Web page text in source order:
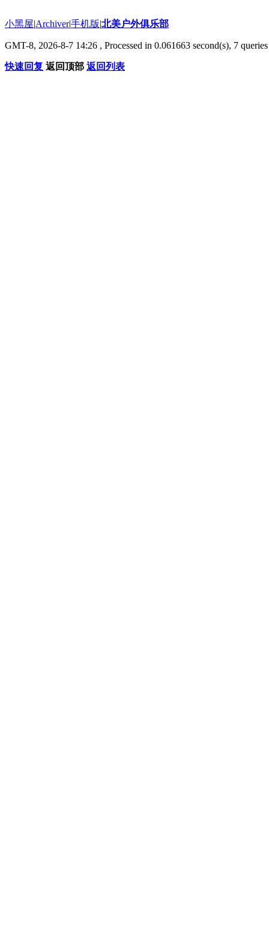
小黑屋|Archiver|手机版|北美户外俱乐部
GMT-8, 2026-8-7 14:26 , Processed in 0.061663 second(s), 7
快速回复 返回顶部 返回列表